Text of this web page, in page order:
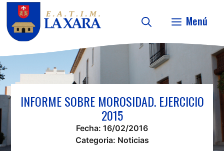
Menú
INFORME SOBRE MOROSIDAD. EJERCICIO
2015
Fecha: 16/02/2016
Categoria: Noticias